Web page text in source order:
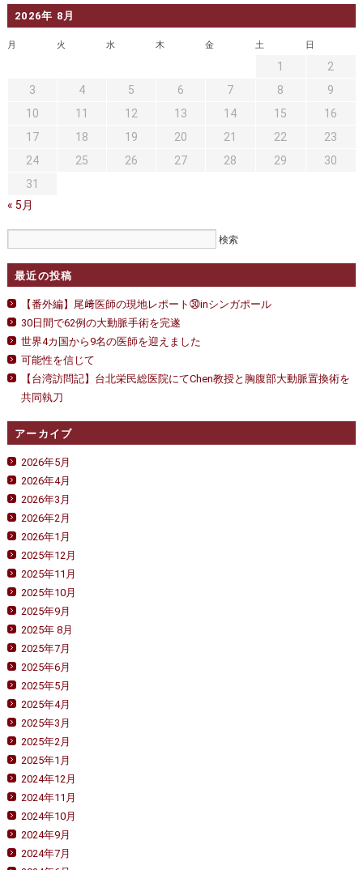
手術概要 ご紹介いただく場合
アーカイブ
2026年 8月
月 火 水 木 金 土 日
1
2
3
4 5 6 7 8
9
10
11 12 13 14 15
16
17
18 19 20 21 22
23
24
25 26 27 28 29
30
31
« 5月
最近の投稿
【番外編】尾﨑医師の現地レポート㉚inシンガポール
30日間で62例の大動脈手術を完遂
世界4カ国から9名の医師を迎えました
可能性を信じて
【台湾訪問記】台北栄民総医院にてChen教授と胸腹部大動脈置換術を
共同執刀
アーカイブ
2026年5月
2026年4月
2026年3月
2026年2月
2026年1月
2025年12月
2025年11月
2025年10月
2025年9月
2025年 8月
2025年7月
2025年6月
2025年5月
2025年4月
2025年3月
2025年2月
2025年1月
2024年12月
2024年11月
2024年10月
2024年9月
2024年7月